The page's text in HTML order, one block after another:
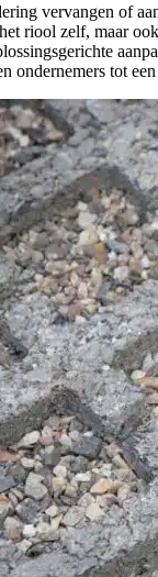
vervangen of
riool zelf, maar
ondernemers tot